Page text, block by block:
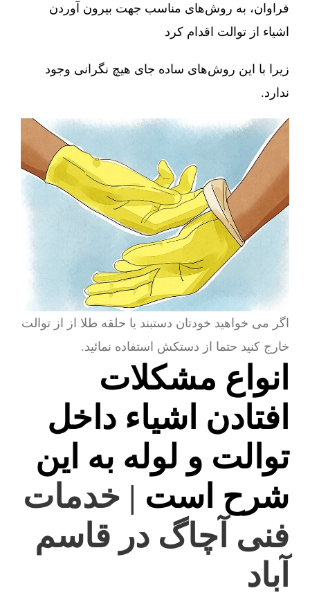
فراوان، به روش‌های مناسب جهت بیرون آوردن
اشیاء از توالت اقدام کرد
زیرا با این روش‌های ساده جای هیچ نگرانی وجود
ندارد.
اگر می خواهید خودتان دستبند یا حلقه طلا از از توالت
خارج کنید حتما از دستکش استفاده نمائید.
انواع مشکلات
افتادن اشیاء داخل
توالت و لوله به این
شرح است | خدمات
فنی آچاگ در قاسم
آباد